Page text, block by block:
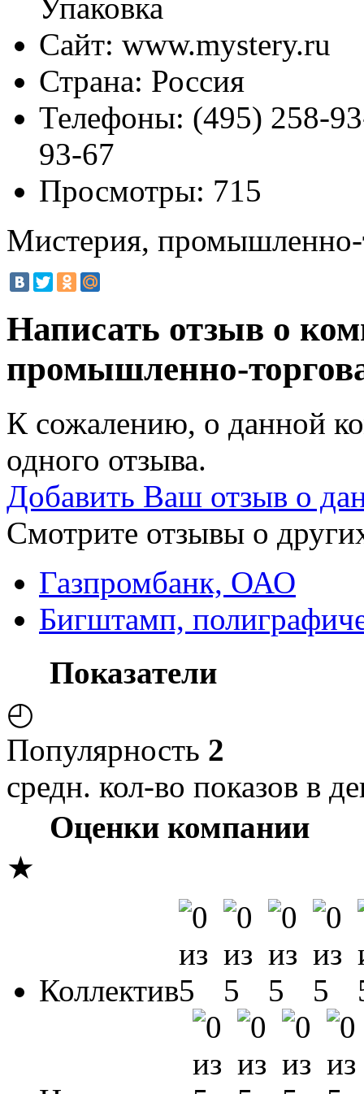
Упаковка
Сайт: www.mystery.ru
Страна: Россия
Телефоны: (495) 258-
93-67
Просмотры: 715
Мистерия, промышленно-
Написать отзыв о
промышленно-
К сожалению, о данной
одного отзыва.
Добавить Ваш отзыв о
Смотрите отзывы о
Газпромбанк, ОАО
Бигштамп,
Показатели
◴
Популярность 2
средн. кол-во показов в
Оценки компании
★
Коллектив